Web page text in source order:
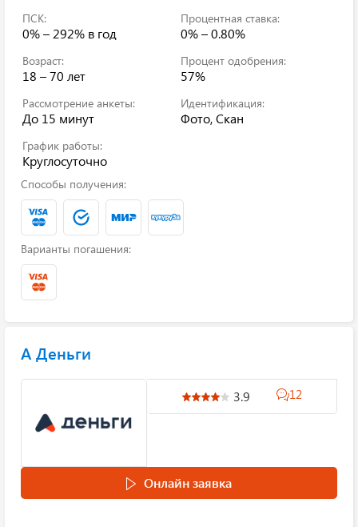
ПСК:
0% – 292% в год
Процентная ставка:
0% – 0.80%
Возраст:
18 – 70 лет
Процент одобрения:
57%
Рассмотрение анкеты:
До 15 минут
Идентификация:
Фото, Скан
График работы:
Круглосуточно
Способы получения:
Варианты погашения:
А Деньги
3.9 12
Онлайн заявка